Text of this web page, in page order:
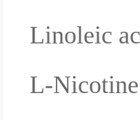
Linoleic
L-Nicotine